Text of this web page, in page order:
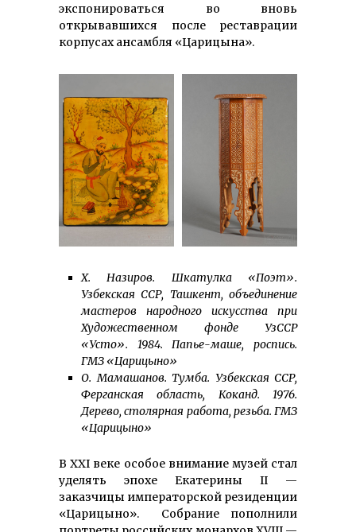
экспонироваться во вновь
открывавшихся после реставрации
корпусах ансамбля «Царицына».
Х. Назиров. Шкатулка «Поэт».
Узбекская ССР, Ташкент, объединение
мастеров народного искусства при
Художественном фонде УзССР
«Усто». 1984. Папье-маше, роспись.
ГМЗ «Царицыно»
О. Мамашанов. Тумба. Узбекская ССР,
Ферганская область, Коканд. 1976.
Дерево, столярная работа, резьба. ГМЗ
«Царицыно»
В XXI веке особое внимание музей стал
уделять эпохе Екатерины II —
заказчицы императорской резиденции
«Царицыно». Собрание пополнили